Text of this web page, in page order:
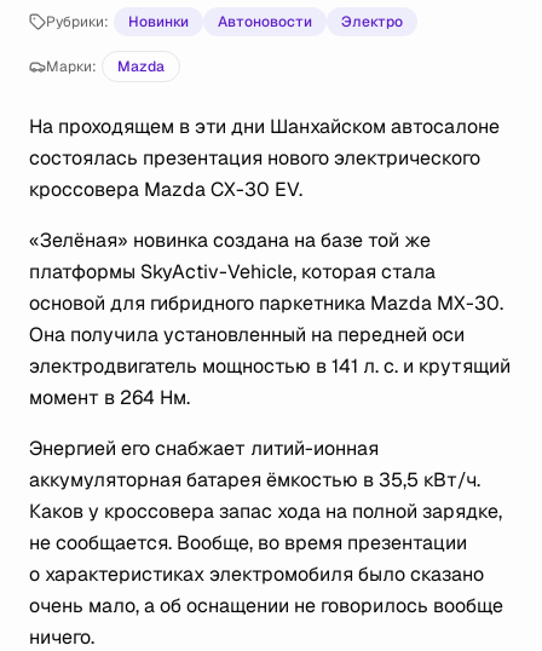
Рубрики: Новинки Автоновости Электро
Марки: Mazda
На проходящем в эти дни Шанхайском автосалоне
состоялась презентация нового электрического
кроссовера Mazda CX-30 EV.
«Зелёная» новинка создана на базе той же
платформы SkyActiv-Vehicle, которая стала
основой для гибридного паркетника Mazda MX-30.
Она получила установленный на передней оси
электродвигатель мощностью в 141 л. с. и крутящий
момент в 264 Нм.
Энергией его снабжает литий-ионная
аккумуляторная батарея ёмкостью в 35,5 кВт/ч.
Каков у кроссовера запас хода на полной зарядке,
не сообщается. Вообще, во время презентации
о характеристиках электромобиля было сказано
очень мало, а об оснащении не говорилось вообще
ничего.